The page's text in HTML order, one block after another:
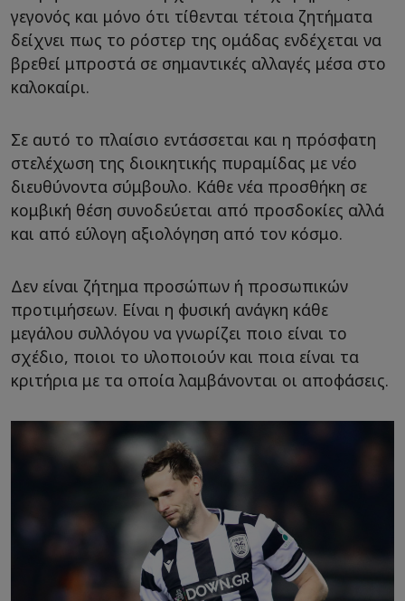
γεγονός και μόνο ότι τίθενται τέτοια ζητήματα
δείχνει πως το ρόστερ της ομάδας ενδέχεται να
βρεθεί μπροστά σε σημαντικές αλλαγές μέσα στο
καλοκαίρι.
Σε αυτό το πλαίσιο εντάσσεται και η πρόσφατη
στελέχωση της διοικητικής πυραμίδας με νέο
διευθύνοντα σύμβουλο. Κάθε νέα προσθήκη σε
κομβική θέση συνοδεύεται από προσδοκίες αλλά
και από εύλογη αξιολόγηση από τον κόσμο.
Δεν είναι ζήτημα προσώπων ή προσωπικών
προτιμήσεων. Είναι η φυσική ανάγκη κάθε
μεγάλου συλλόγου να γνωρίζει ποιο είναι το
σχέδιο, ποιοι το υλοποιούν και ποια είναι τα
κριτήρια με τα οποία λαμβάνονται οι αποφάσεις.